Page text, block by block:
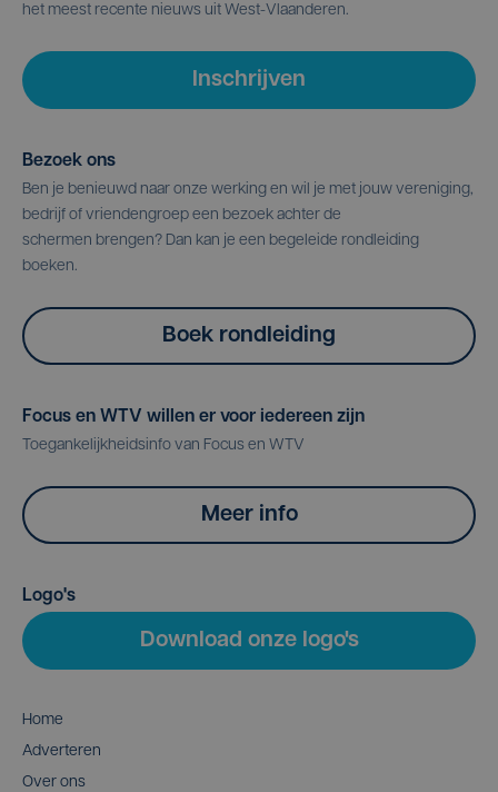
het meest recente nieuws uit West-Vlaanderen.
Inschrijven
Bezoek ons
Ben je benieuwd naar onze werking en wil je met jouw vereniging,
bedrijf of vriendengroep een bezoek achter de
schermen brengen? Dan kan je een begeleide rondleiding
boeken.
Boek rondleiding
Focus en WTV willen er voor iedereen zijn
Toegankelijkheidsinfo van Focus en WTV
Meer info
Logo's
Download onze logo's
Home
Adverteren
Over ons